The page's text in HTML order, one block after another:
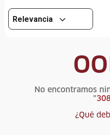
Relevancia
No encontramos
"
¿Qué